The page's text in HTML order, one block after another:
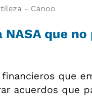
- Canoo
que no
que
acuerdos que